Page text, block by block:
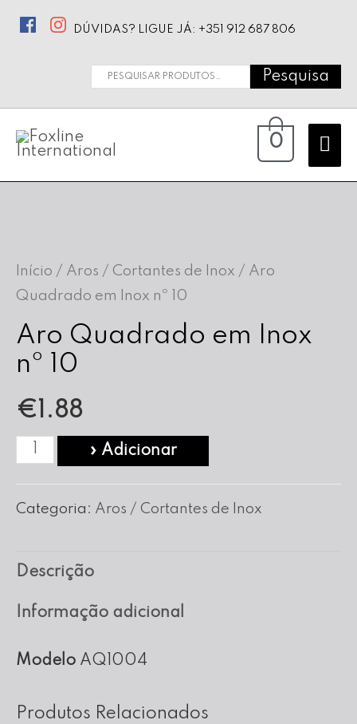
DÚVIDAS? LIGUE JÁ: +351 912 687 806
Pesquisar
Pesquisa
0
Início / Aros / Cortantes de Inox / Aro
Quadrado em Inox nº 10
Aro Quadrado em Inox
nº 10
€1.88
Quantidade
Aro
Inox
nº
» Adicionar
Categoria: Aros / Cortantes de Inox
Descrição
Informação adicional
Modelo AQ1004
Produtos Relacionados